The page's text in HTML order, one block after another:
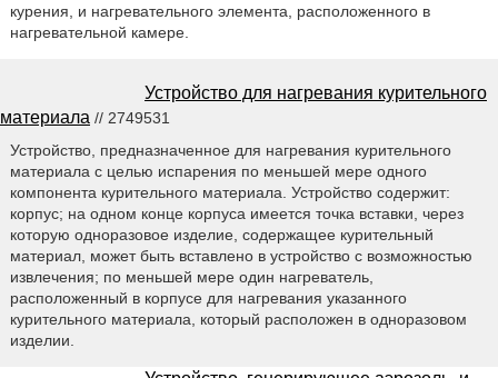
курения, и нагревательного элемента, расположенного в
нагревательной камере.
Устройство для нагревания курительного
материала // 2749531
Устройство, предназначенное для нагревания курительного
материала с целью испарения по меньшей мере одного
компонента курительного материала. Устройство содержит:
корпус; на одном конце корпуса имеется точка вставки, через
которую одноразовое изделие, содержащее курительный
материал, может быть вставлено в устройство с возможностью
извлечения; по меньшей мере один нагреватель,
расположенный в корпусе для нагревания указанного
курительного материала, который расположен в одноразовом
изделии.